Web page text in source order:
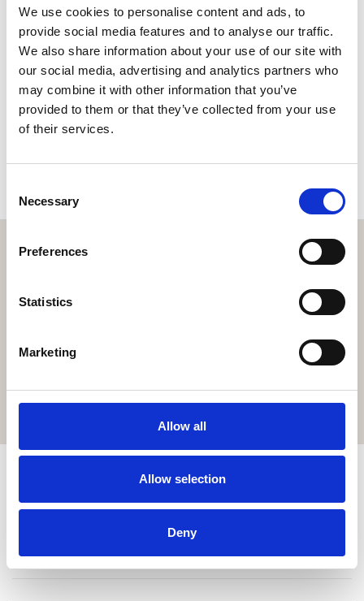
We use cookies to personalise content and ads, to
provide social media features and to analyse our traffic.
We also share information about your use of our site with
our social media, advertising and analytics partners who
may combine it with other information that you’ve
provided to them or that they’ve collected from your use
of their services.
Selection
Necessary
Preferences
Statistics
Marketing
Allow all
Allow selection
Deny
Holen Sie sich hier die Resort-App!
Erkunden Sie das Resort über unsere Web-App, reservieren
Sie Ihre Erlebnisse, reservieren Sie Ihren Tisch
GIBT'S HIER
ABONNIEREN & BIS ZU 10 % SPAREN!
Newsletter abonnieren für exklusive Neuigkeiten und